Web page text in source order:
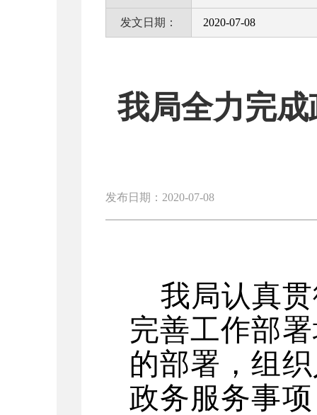
发文日期： 2020-07-08
我局全力完
发布日期：2020-07-08
我局认真
完善工作部
的部署，组
政务服务事